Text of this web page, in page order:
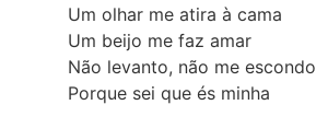
Um olhar me atira à cama
Um beijo me faz amar
Não levanto, não me escondo
Porque sei que és minha